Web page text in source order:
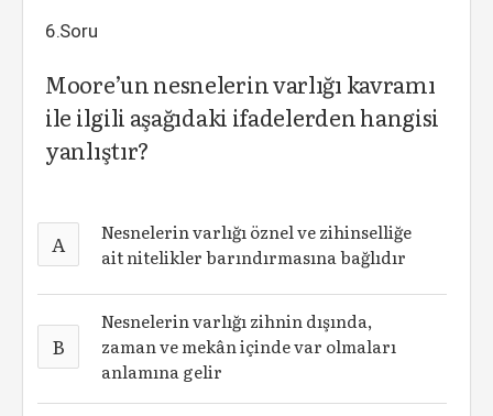
6.Soru
Moore’un nesnelerin varlığı kavramı
ile ilgili aşağıdaki ifadelerden hangisi
yanlıştır?
A
Nesnelerin varlığı öznel ve zihinselliğe
ait nitelikler barındırmasına bağlıdır
B
Nesnelerin varlığı zihnin dışında,
zaman ve mekân içinde var olmaları
anlamına gelir